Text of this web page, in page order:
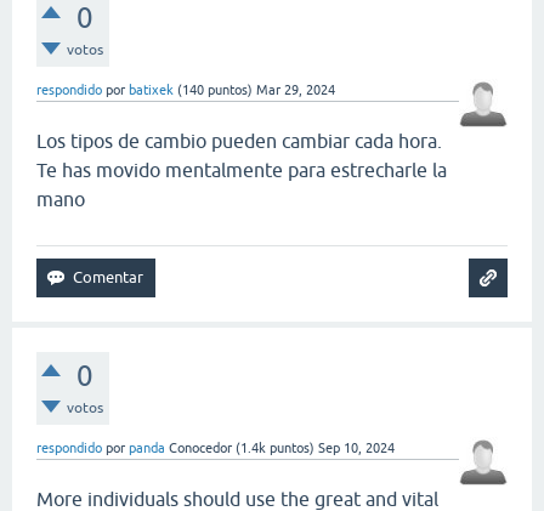
0
votos
respondido por batixek (140 puntos) Mar 29, 2024
Los tipos de cambio pueden cambiar cada hora.
Te has movido mentalmente para estrecharle la
mano
0
votos
respondido por panda Conocedor (1.4k puntos) Sep 10, 2024
More individuals should use the great and vital